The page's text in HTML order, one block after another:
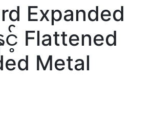
Expanded
Flattened
Metal